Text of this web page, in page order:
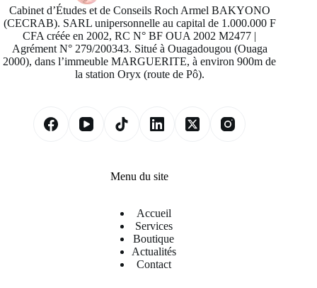
Cabinet d’Études et de Conseils Roch Armel BAKYONO
(CECRAB). SARL unipersonnelle au capital de 1.000.000 F
CFA créée en 2002, RC N° BF OUA 2002 M2477 |
Agrément N° 279/200343. Situé à Ouagadougou (Ouaga
2000), dans l’immeuble MARGUERITE, à environ 900m de
la station Oryx (route de Pô).
Menu du site
Accueil
Services
Boutique
Actualités
Contact